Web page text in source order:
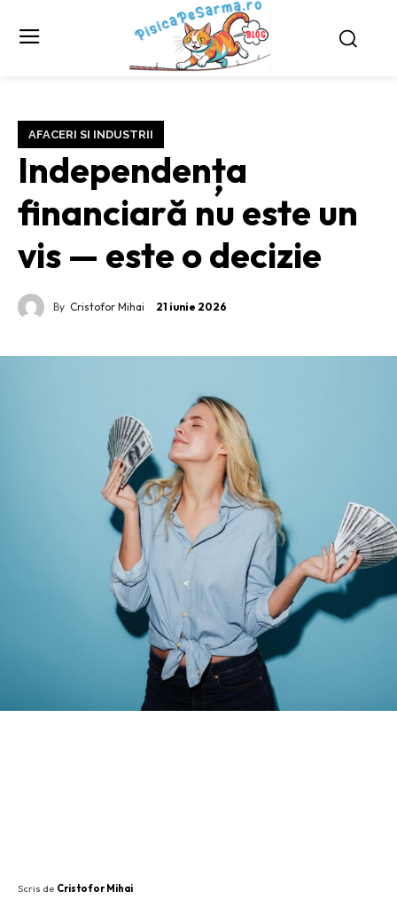
AFACERI SI INDUSTRII
Independența
financiară nu este un
vis — este o decizie
By Cristofor Mihai 21 iunie 2026
Scris de Cristofor Mihai